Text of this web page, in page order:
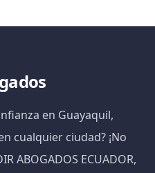
en Guayaquil,
cualquier ciudad? ¡No
ABOGADOS ECUADOR,